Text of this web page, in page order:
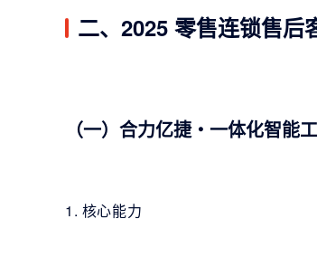
二、2025 零售连锁售后
（一）合力亿捷・一体化智能
1. 核心能力